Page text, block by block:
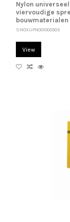
Nylon
viervoudige
bouwmaterialen
SM0XUPN001000503
View